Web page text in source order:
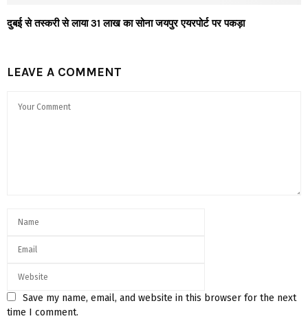
दुबई से तस्करी से लाया 31 लाख का सोना जयपुर एयरपोर्ट पर पकड़ा
LEAVE A COMMENT
Save my name, email, and website in this browser for the next
time I comment.